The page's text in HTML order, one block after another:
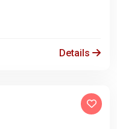
Details